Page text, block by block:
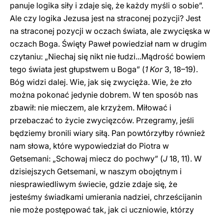
panuje logika siły i zdaje się, że każdy myśli o sobie”.
Ale czy logika Jezusa jest na straconej pozycji? Jest
na straconej pozycji w oczach świata, ale zwycięska w
oczach Boga. Święty Paweł powiedział nam w drugim
czytaniu: „Niechaj się nikt nie łudzi...Mądrość bowiem
tego świata jest głupstwem u Boga” (1 Kor3, 18–19).
Bóg widzi dalej. Wie, jak się zwycięża. Wie, że zło
można pokonać jedynie dobrem. W ten sposób nas
zbawił: nie mieczem, ale krzyżem. Miłować i
przebaczać to życie zwycięzców. Przegramy, jeśli
będziemy bronili wiary siłą. Pan powtórzyłby również
nam słowa, które wypowiedział do Piotra w
Getsemani: „Schowaj miecz do pochwy” (J 18, 11). W
dzisiejszych Getsemani, w naszym obojętnym i
niesprawiedliwym świecie, gdzie zdaje się, że
jesteśmy świadkami umierania nadziei, chrześcijanin
nie może postępować tak, jak ci uczniowie, którzy